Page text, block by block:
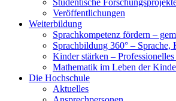
Veröffentlichungen
Weiterbildung
Sprachkompetenz fördern –
Sprachbildung 360° –
Kinder stärken –
Mathematik im Leben der
Die Hochschule
Aktuelles